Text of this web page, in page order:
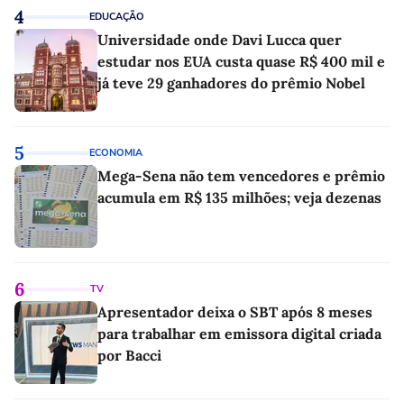
4 EDUCAÇÃO
Universidade onde Davi Lucca quer
estudar nos EUA custa quase R$ 400 mil e
já teve 29 ganhadores do prêmio Nobel
5 ECONOMIA
Mega-Sena não tem vencedores e prêmio
acumula em R$ 135 milhões; veja dezenas
6 TV
Apresentador deixa o SBT após 8 meses
para trabalhar em emissora digital criada
por Bacci